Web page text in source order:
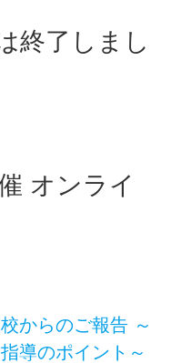
終了しまし
オンライ
からのご報告 ～
導のポイント～